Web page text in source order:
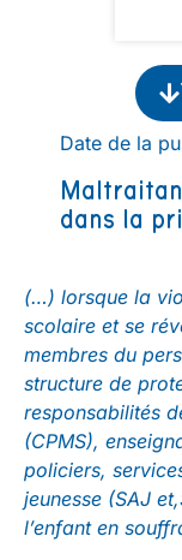
Date de la
dans la
(…) lorsque la
scolaire et se
membres du
structure de
responsabilités
(CPMS),
policiers,
jeunesse (SAJ
l’enfant en